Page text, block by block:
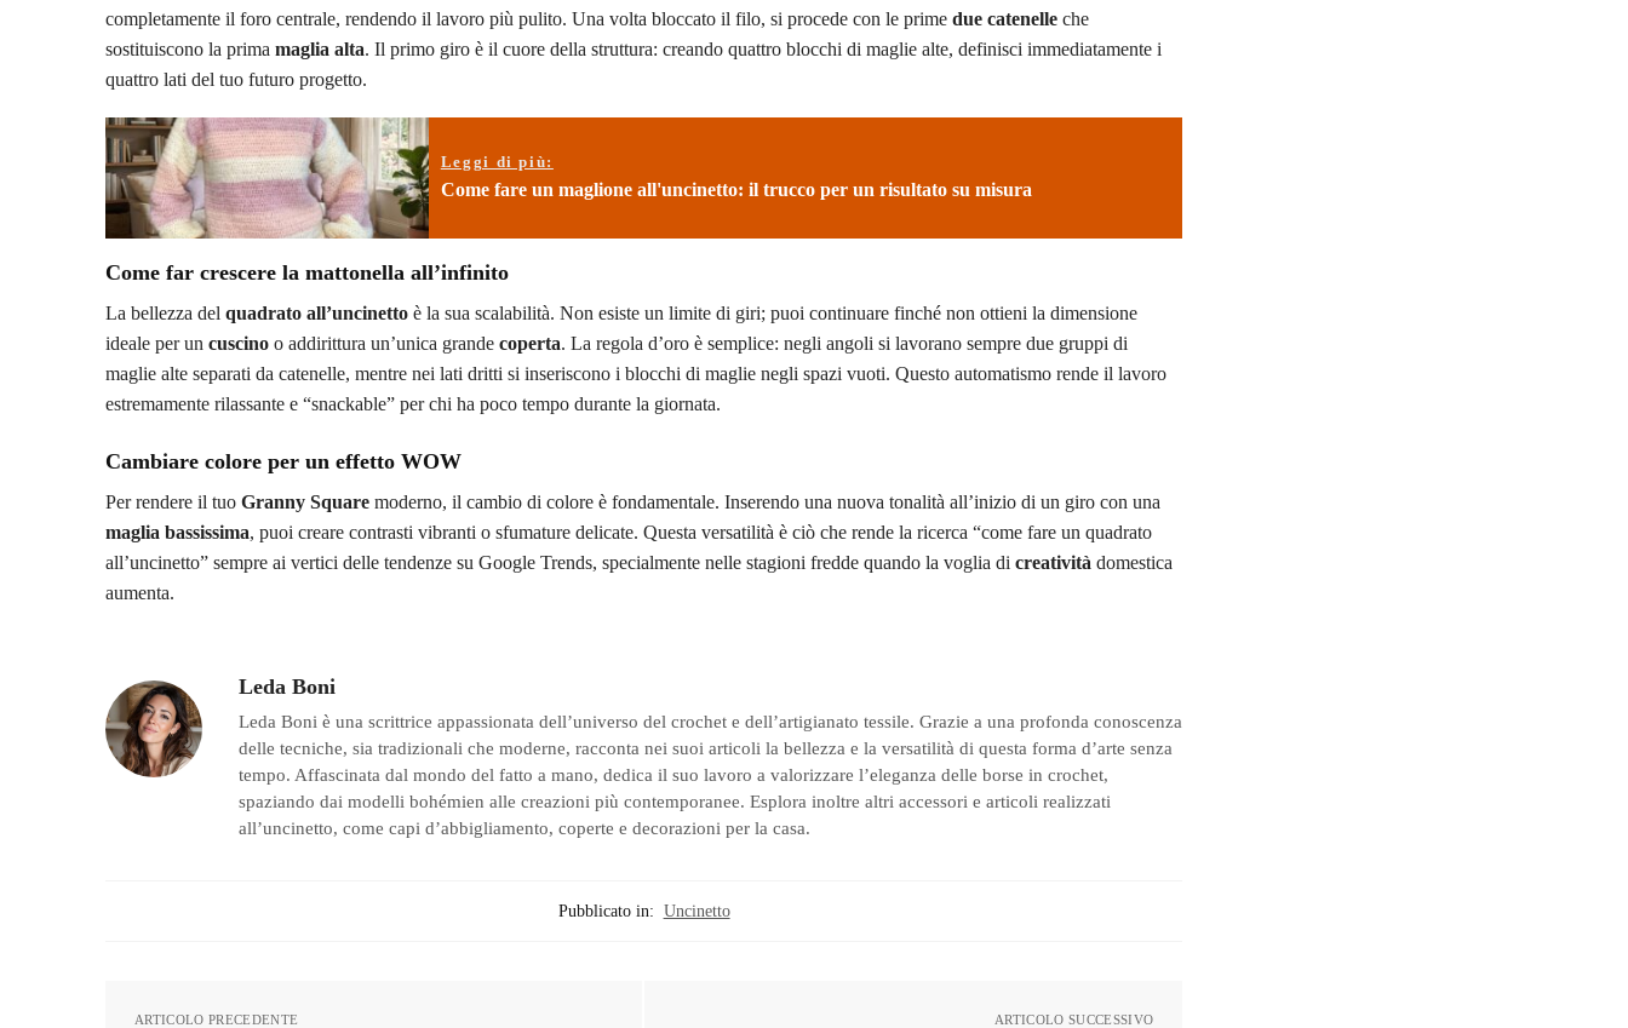
completamente il foro centrale, rendendo il lavoro più pulito. Una volta bloccato il filo, si procede con le prime due catenelle che
sostituiscono la prima maglia alta. Il primo giro è il cuore della struttura: creando quattro blocchi di maglie alte, definisci immediatamente i
quattro lati del tuo futuro progetto.
Leggi di più:
Come fare un maglione all'uncinetto: il trucco per un risultato su misura
Come far crescere la mattonella all’infinito
La bellezza del quadrato all’uncinetto è la sua scalabilità. Non esiste un limite di giri; puoi continuare finché non ottieni la dimensione
ideale per un cuscino o addirittura un’unica grande coperta. La regola d’oro è semplice: negli angoli si lavorano sempre due gruppi di
maglie alte separati da catenelle, mentre nei lati dritti si inseriscono i blocchi di maglie negli spazi vuoti. Questo automatismo rende il lavoro
estremamente rilassante e “snackable” per chi ha poco tempo durante la giornata.
Cambiare colore per un effetto WOW
Per rendere il tuo Granny Square moderno, il cambio di colore è fondamentale. Inserendo una nuova tonalità all’inizio di un giro con una
maglia bassissima, puoi creare contrasti vibranti o sfumature delicate. Questa versatilità è ciò che rende la ricerca “come fare un quadrato
all’uncinetto” sempre ai vertici delle tendenze su Google Trends, specialmente nelle stagioni fredde quando la voglia di creatività domestica
aumenta.
Leda Boni
Leda Boni è una scrittrice appassionata dell’universo del crochet e dell’artigianato tessile. Grazie a una profonda conoscenza
delle tecniche, sia tradizionali che moderne, racconta nei suoi articoli la bellezza e la versatilità di questa forma d’arte senza
tempo. Affascinata dal mondo del fatto a mano, dedica il suo lavoro a valorizzare l’eleganza delle borse in crochet,
spaziando dai modelli bohémien alle creazioni più contemporanee. Esplora inoltre altri accessori e articoli realizzati
all’uncinetto, come capi d’abbigliamento, coperte e decorazioni per la casa.
Pubblicato in: Uncinetto
ARTICOLO PRECEDENTE ARTICOLO SUCCESSIVO